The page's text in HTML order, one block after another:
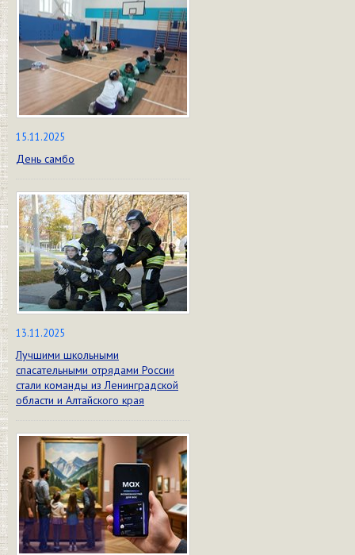
15.11.2025
День самбо
13.11.2025
Лучшими школьными
спасательными отрядами России
стали команды из Ленинградской
области и Алтайского края